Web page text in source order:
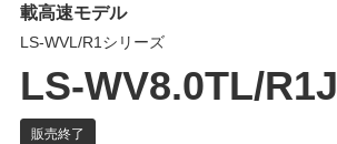
載高速モデル
LS-WVL/R1シリーズ
LS-WV8.0TL/R1J